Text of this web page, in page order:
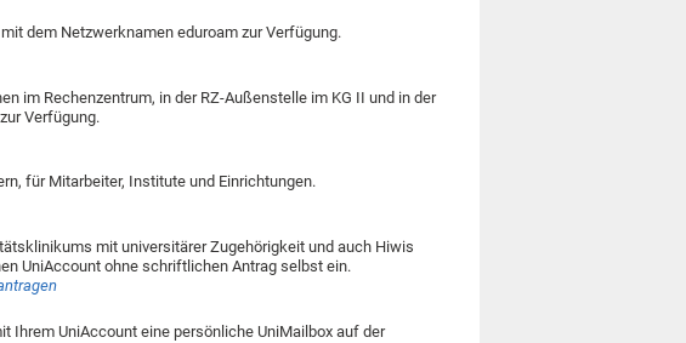
dem Netzwerknamen eduroam zur Verfügung.
im Rechenzentrum, in der RZ-Außenstelle im KG II und in der
Verfügung.
für Mitarbeiter, Institute und Einrichtungen.
mit universitärer Zugehörigkeit und auch Hiwis
UniAccount ohne schriftlichen Antrag selbst ein.
Ihrem UniAccount eine persönliche UniMailbox auf der